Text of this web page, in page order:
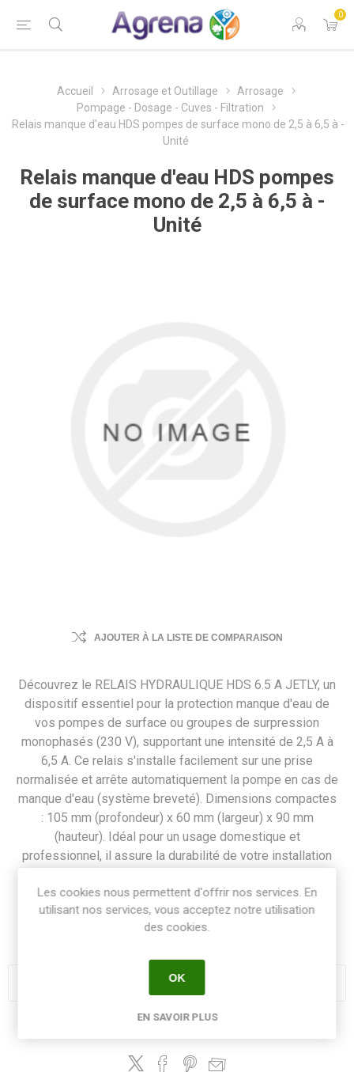
0
Accueil Arrosage et Outillage
Arrosage
Pompage - Dosage - Cuves - Filtration
Relais manque d'eau HDS pompes de surface mono de 2,5 à 6,5 à -
Unité
Relais manque d'eau HDS pompes
de surface mono de 2,5 à 6,5 à -
Unité
AJOUTER À LA LISTE DE COMPARAISON
Découvrez le RELAIS HYDRAULIQUE HDS 6.5 A JETLY, un
dispositif essentiel pour la protection manque d'eau de
vos pompes de surface ou groupes de surpression
monophasés (230 V), supportant une intensité de 2,5 A à
6,5 A. Ce relais s'installe facilement sur une prise
normalisée et arrête automatiquement la pompe en cas de
manque d'eau (système breveté). Dimensions compactes
: 105 mm (profondeur) x 60 mm (largeur) x 90 mm
(hauteur). Idéal pour un usage domestique et
professionnel, il assure la durabilité de votre installation
SKU: RELAIME25A65
GTIN: 3700515718106
Les cookies nous permettent d'offrir nos services. En
utilisant nos services, vous acceptez notre utilisation
des cookies.
OK
EN SAVOIR PLUS